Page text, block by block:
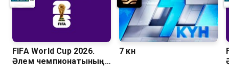
FIFA World Cup 2026.
Әлем чемпионатының
7 күн